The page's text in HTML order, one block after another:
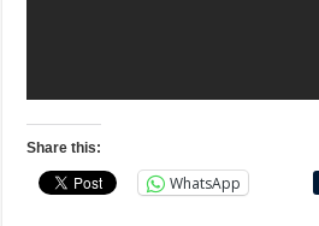
Share this:
WhatsApp